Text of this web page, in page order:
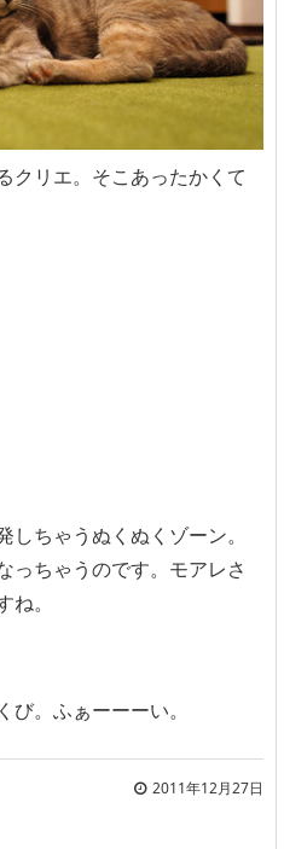
クリエ。そこあったかくて
ちゃうぬくぬくゾーン。
っちゃうのです。モアレさ
。
。ふぁーーーい。
2011年12月27日